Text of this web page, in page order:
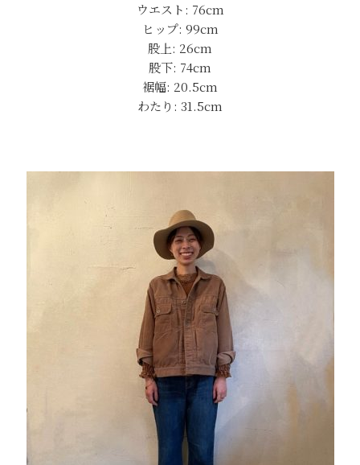
ウエスト: 76cm
ヒップ: 99cm
股上: 26cm
股下: 74cm
裾幅: 20.5cm
わたり: 31.5cm